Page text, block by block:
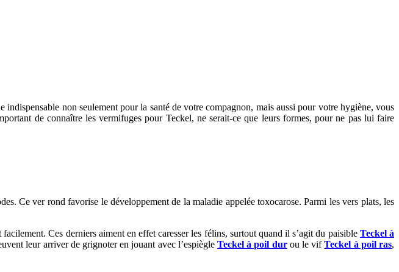
non seulement pour la santé de votre compagnon, mais aussi pour votre hygiène, vous
de connaître les vermifuges pour Teckel, ne serait-ce que leurs formes, pour ne pas lui faire
Ce ver rond favorise le développement de la maladie appelée toxocarose. Parmi les vers plats, les
Ces derniers aiment en effet caresser les félins, surtout quand il s’agit du paisible Teckel à
leur arriver de grignoter en jouant avec l’espiègleTeckel à poil durou le vifTeckel à poil ras,